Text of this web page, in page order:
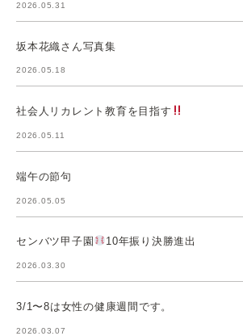
2026.05.31
坂本花織さん写真集
2026.05.18
社会人リカレント教育を目指す
2026.05.11
端午の節句
2026.05.05
センバツ甲子園 10年振り決勝進出
2026.03.30
3/1〜8は女性の健康週間です。
2026.03.07